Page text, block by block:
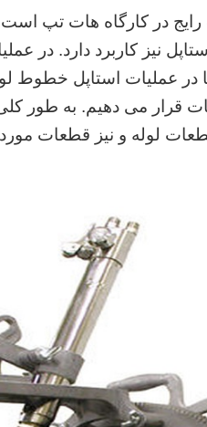
در کارگاه هات تپ
نیز کاربرد دارد. در
در عملیات استاپل خطوط
قرار می دهیم. به طور
لوله و نیز قطعات مورد